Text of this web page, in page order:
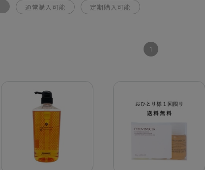
通常購入可能 定期購入可能
1